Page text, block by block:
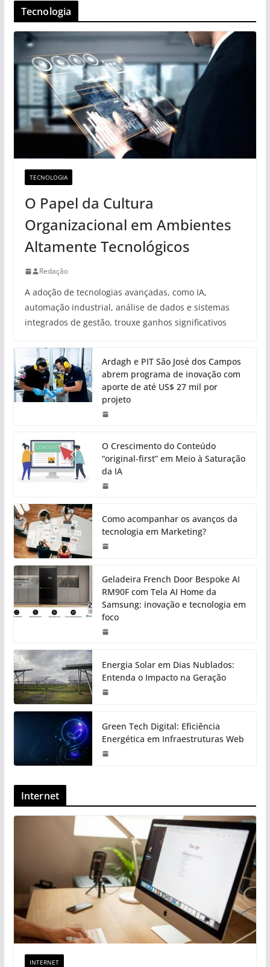
Tecnologia
TECNOLOGIA
O Papel da Cultura
Organizacional em Ambientes
Altamente Tecnológicos
Redação
A adoção de tecnologias avançadas, como IA,
automação industrial, análise de dados e sistemas
integrados de gestão, trouxe ganhos significativos
Ardagh e PIT São José dos Campos
abrem programa de inovação com
aporte de até US$ 27 mil por
projeto
O Crescimento do Conteúdo
“original-first” em Meio à Saturação
da IA
Como acompanhar os avanços da
tecnologia em Marketing?
Geladeira French Door Bespoke AI
RM90F com Tela AI Home da
Samsung: inovação e tecnologia em
foco
Energia Solar em Dias Nublados:
Entenda o Impacto na Geração
Green Tech Digital: Eficiência
Energética em Infraestruturas Web
Internet
INTERNET